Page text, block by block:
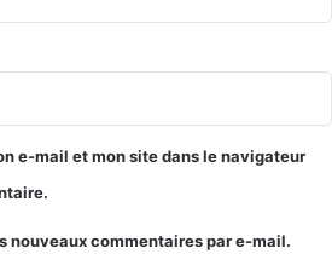
e-mail et mon site dans le navigateur
nouveaux commentaires par e-mail.